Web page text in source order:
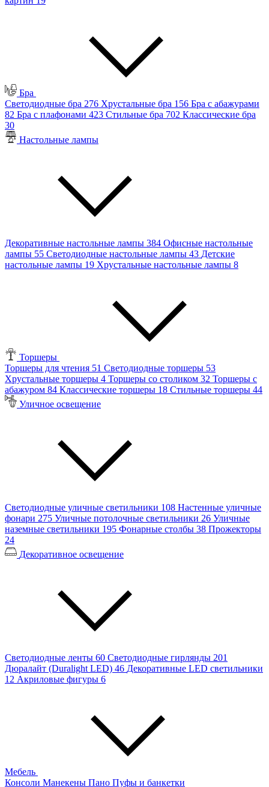
Бра
Светодиодные бра 276 Хрустальные бра 156 Бра с абажурами
82 Бра с плафонами 423 Стильные бра 702 Классические бра
30
Настольные лампы
Декоративные настольные лампы 384 Офисные настольные
лампы 55 Светодиодные настольные лампы 43 Детские
настольные лампы 19 Хрустальные настольные лампы 8
Торшеры
Торшеры для чтения 51 Светодиодные торшеры 53
Хрустальные торшеры 4 Торшеры со столиком 32 Торшеры с
абажуром 84 Классические торшеры 18 Стильные торшеры 44
Уличное освещение
Светодиодные уличные светильники 108 Настенные уличные
фонари 275 Уличные потолочные светильники 26 Уличные
наземные светильники 195 Фонарные столбы 38 Прожекторы
24
Декоративное освещение
Светодиодные ленты 60 Светодиодные гирлянды 201
Дюралайт (Duralight LED) 46 Декоративные LED светильники
12 Акриловые фигуры 6
Мебель
Консоли Манекены Пано Пуфы и банкетки